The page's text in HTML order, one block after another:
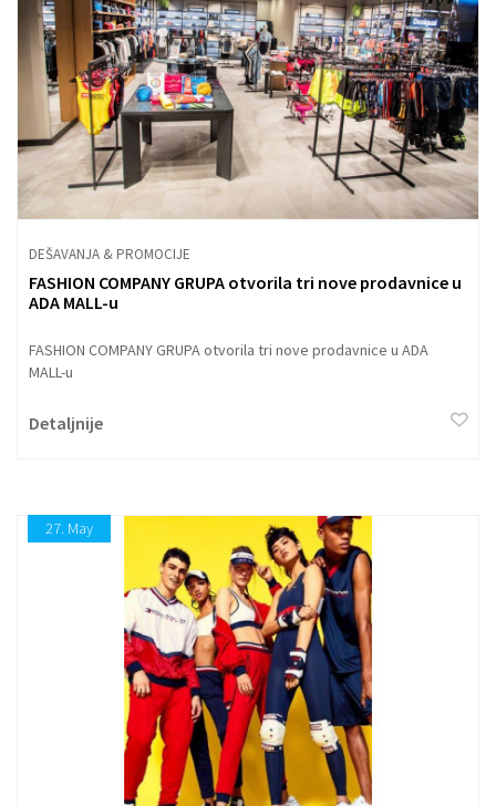
DEŠAVANJA & PROMOCIJE
FASHION COMPANY GRUPA otvorila tri nove prodavnice u
ADA MALL-u
FASHION COMPANY GRUPA otvorila tri nove prodavnice u ADA
MALL-u
Detaljnije
27. May